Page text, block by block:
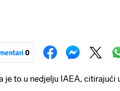
0
je to u nedjelju IAEA, citirajući